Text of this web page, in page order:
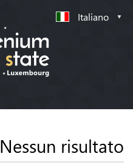
Italiano
Nessun risultato